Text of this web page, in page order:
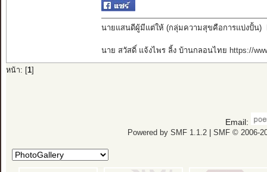
นายแสนดีผู้มีแต่ให้ (กลุ่มความสุขคือการแบ่งปั้น)
นาย สวัสดิ์ แจ้งไพร ลิ้ง บ้านกลอนไทย https://
หน้า: [ 1]
Email:
Powered by SMF 1.1.2| SMF © 2006-